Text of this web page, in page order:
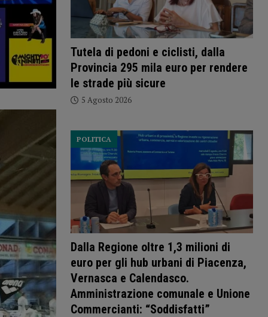
Tutela di pedoni e ciclisti, dalla
Provincia 295 mila euro per rendere
le strade più sicure
5 Agosto 2026
Dalla Regione oltre 1,3 milioni di
euro per gli hub urbani di Piacenza,
Vernasca e Calendasco.
Amministrazione comunale e Unione
Commercianti: “Soddisfatti”
POLITICA